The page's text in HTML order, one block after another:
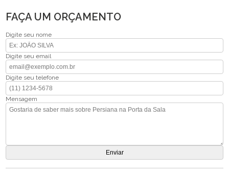
FAÇA UM ORÇAMENTO
Digite seu nome
Digite seu email
Digite seu telefone
Mensagem